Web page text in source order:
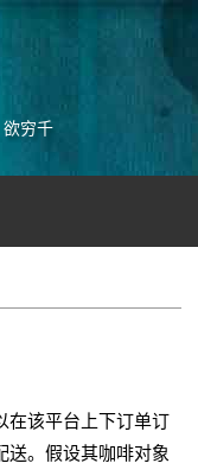
欲穷千
在该平台上下订单订
送。假设其咖啡对象